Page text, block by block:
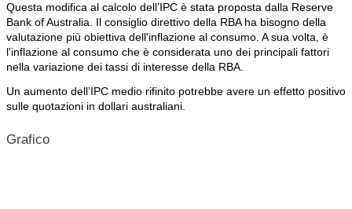
Questa modifica al calcolo dell’IPC è stata proposta dalla Reserve
Bank of Australia. Il consiglio direttivo della RBA ha bisogno della
valutazione più obiettiva dell'inflazione al consumo. A sua volta, è
l'inflazione al consumo che è considerata uno dei principali fattori
nella variazione dei tassi di interesse della RBA.
Un aumento dell’IPC medio rifinito potrebbe avere un effetto positivo
sulle quotazioni in dollari australiani.
Grafico